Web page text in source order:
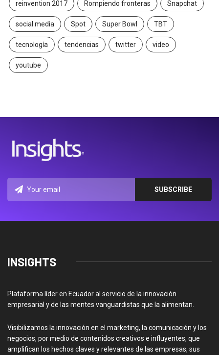
reinvention 2017 Rompiendo fronteras Snapchat
social media Spot Super Bowl TBT
tecnología tendencias twitter video
youtube
INSIGHTS
Plataforma líder en Ecuador al servicio de la innovación
empresarial y de las mentes vanguardistas que la alimentan.
Visibilizamos la innovación en el marketing, la comunicación y los
negocios, por medio de contenidos creativos e influyentes, que
amplifican los hechos claves y relevantes de las empresas, sus